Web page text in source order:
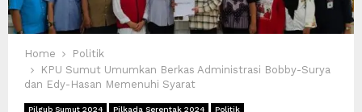
Home
Politik
KPU Sumut Umumkan Berkas Administrasi Bobby-Surya
dan Edy-Hasan Memenuhi Syarat
Pilgub Sumut 2024 Pilkada Serentak 2024 Politik